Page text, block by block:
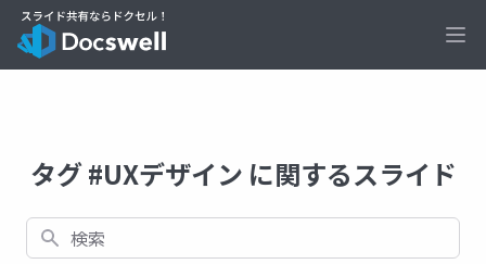
タグ #UXデザイン に関するスライド
検索